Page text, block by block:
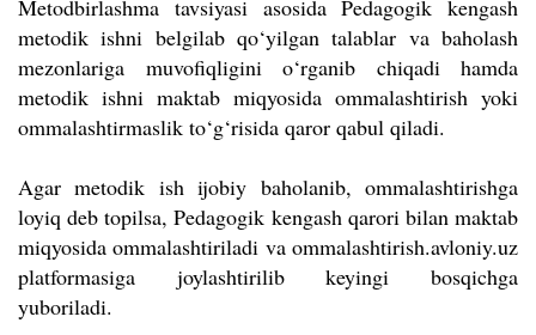
Metodbirlashma tavsiyasi asosida Pedagogik kengash
metodik ishni belgilab qo‘yilgan talablar va baholash
mezonlariga muvofiqligini o‘rganib chiqadi hamda
metodik ishni maktab miqyosida ommalashtirish yoki
ommalashtirmaslik to‘g‘risida qaror qabul qiladi.
Agar metodik ish ijobiy baholanib, ommalashtirishga
loyiq deb topilsa, Pedagogik kengash qarori bilan maktab
miqyosida ommalashtiriladi va ommalashtirish.avloniy.uz
platformasiga joylashtirilib keyingi bosqichga
yuboriladi.